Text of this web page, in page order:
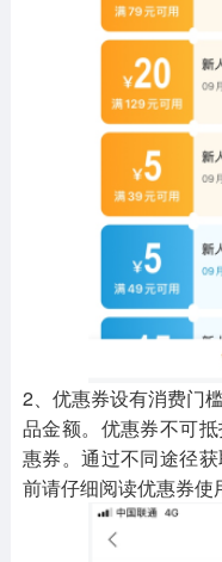
2、优惠券设有消费门
品金额。优惠券不可
惠券。通过不同途径
前请仔细阅读优惠券使